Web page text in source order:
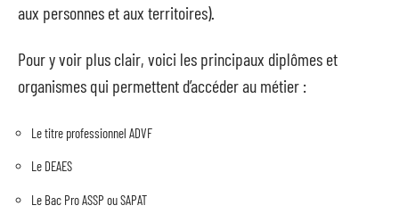
aux personnes et aux territoires).
Pour y voir plus clair, voici les principaux diplômes et
organismes qui permettent d’accéder au métier :
Le titre professionnel ADVF
Le DEAES
Le Bac Pro ASSP ou SAPAT